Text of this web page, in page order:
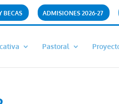
BECAS ADMISIONES 2026-27
Pastoral